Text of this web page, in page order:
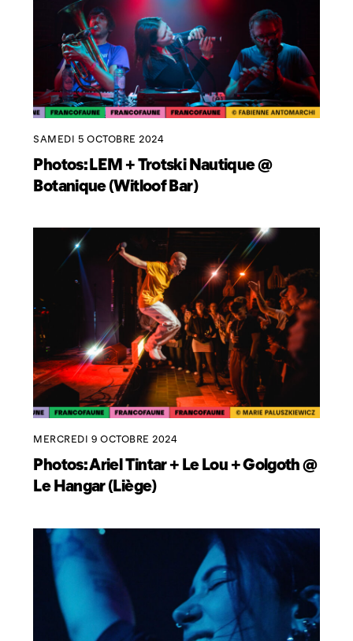
SAMEDI 5 OCTOBRE 2024
Photos: LEM + Trotski Nautique @
Botanique (Witloof Bar)
MERCREDI 9 OCTOBRE 2024
Photos: Ariel Tintar + Le Lou + Golgoth @
Le Hangar (Liège)